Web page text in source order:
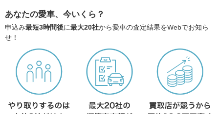
あなたの愛車、今いくら？
申込み最短3時間後に最大20社から愛車の査定結果をWebでお知ら
せ！